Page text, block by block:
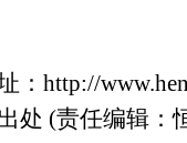
： http://
处 (责任编辑：